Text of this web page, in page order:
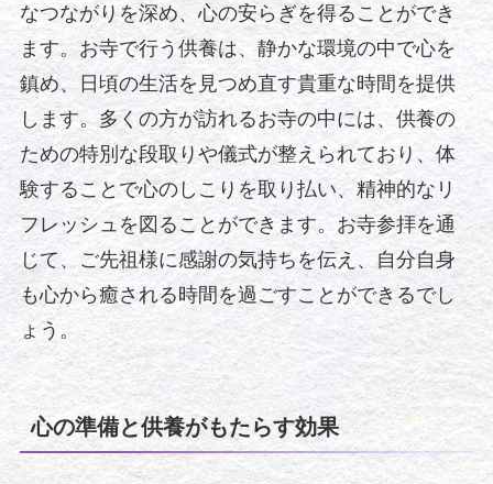
なつながりを深め、心の安らぎを得ることができ
ます。お寺で行う供養は、静かな環境の中で心を
鎮め、日頃の生活を見つめ直す貴重な時間を提供
します。多くの方が訪れるお寺の中には、供養の
ための特別な段取りや儀式が整えられており、体
験することで心のしこりを取り払い、精神的なリ
フレッシュを図ることができます。お寺参拝を通
じて、ご先祖様に感謝の気持ちを伝え、自分自身
も心から癒される時間を過ごすことができるでし
ょう。
心の準備と供養がもたらす効果